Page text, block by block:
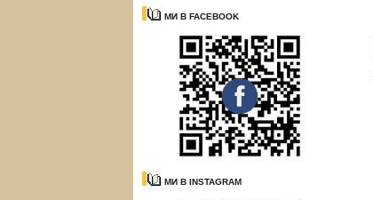
МИ В FACEBOOK
МИ В INSTAGRAM